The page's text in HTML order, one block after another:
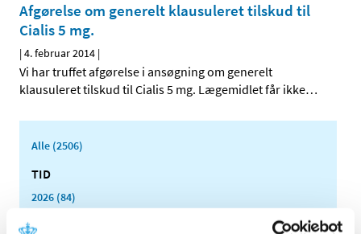
Afgørelse om generelt klausuleret tilskud til
Cialis 5 mg.
|4. februar 2014 |
Vi har truffet afgørelse i ansøgning om generelt
klausuleret tilskud til Cialis 5 mg. Lægemidlet får ikke…
Alle (2506)
TID
2026 (84)